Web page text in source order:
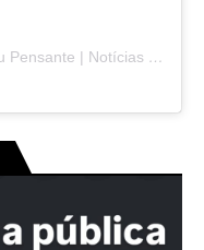
Um post compartilhado por Pirambu Pensante | Notícias & Entretenimento (@pirambupensante)